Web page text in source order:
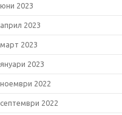
юни 2023
април 2023
март 2023
януари 2023
ноември 2022
септември 2022